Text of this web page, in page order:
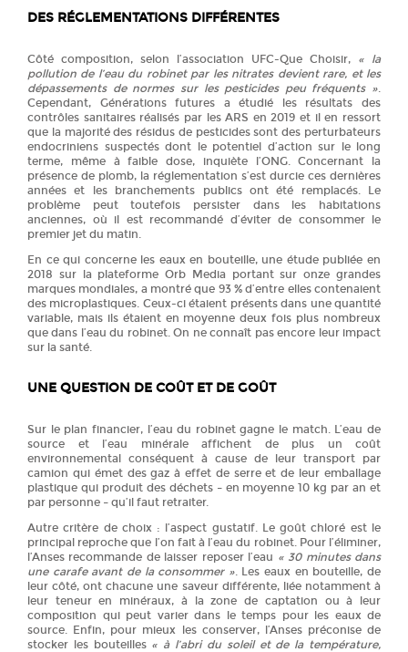
DES RÉGLEMENTATIONS DIFFÉRENTES
Côté composition, selon l’association UFC-Que Choisir, « la
pollution de l’eau du robinet par les nitrates devient rare, et les
dépassements de normes sur les pesticides peu fréquents ».
Cependant, Générations futures a étudié les résultats des
contrôles sanitaires réalisés par les ARS en 2019 et il en ressort
que la majorité des résidus de pesticides sont des perturbateurs
endocriniens suspectés dont le potentiel d’action sur le long
terme, même à faible dose, inquiète l’ONG. Concernant la
présence de plomb, la réglementation s’est durcie ces dernières
années et les branchements publics ont été remplacés. Le
problème peut toutefois persister dans les habitations
anciennes, où il est recommandé d’éviter de consommer le
premier jet du matin.
En ce qui concerne les eaux en bouteille, une étude publiée en
2018 sur la plateforme Orb Media portant sur onze grandes
marques mondiales, a montré que 93 % d’entre elles contenaient
des microplastiques. Ceux-ci étaient présents dans une quantité
variable, mais ils étaient en moyenne deux fois plus nombreux
que dans l’eau du robinet. On ne connaît pas encore leur impact
sur la santé.
UNE QUESTION DE COÛT ET DE GOÛT
Sur le plan financier, l’eau du robinet gagne le match. L’eau de
source et l’eau minérale affichent de plus un coût
environnemental conséquent à cause de leur transport par
camion qui émet des gaz à effet de serre et de leur emballage
plastique qui produit des déchets – en moyenne 10 kg par an et
par personne – qu’il faut retraiter.
Autre critère de choix : l’aspect gustatif. Le goût chloré est le
principal reproche que l’on fait à l’eau du robinet. Pour l’éliminer,
l’Anses recommande de laisser reposer l’eau « 30 minutes dans
une carafe avant de la consommer ». Les eaux en bouteille, de
leur côté, ont chacune une saveur différente, liée notamment à
leur teneur en minéraux, à la zone de captation ou à leur
composition qui peut varier dans le temps pour les eaux de
source. Enfin, pour mieux les conserver, l’Anses préconise de
stocker les bouteilles « à l’abri du soleil et de la température,